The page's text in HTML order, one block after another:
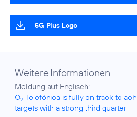
5G Plus Logo
Weitere Informationen
O2 Telefónica is fully on track to
targets with a strong third quarter